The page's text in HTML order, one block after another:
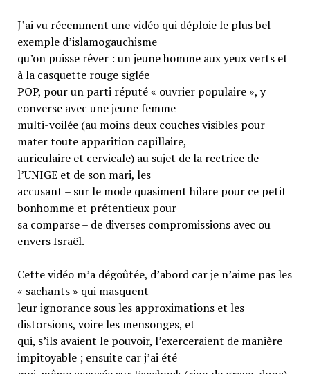
J’ai vu récemment une vidéo qui déploie le plus bel
exemple d’islamogauchisme
qu’on puisse rêver : un jeune homme aux yeux verts et
à la casquette rouge siglée
POP, pour un parti réputé « ouvrier populaire », y
converse avec une jeune femme
multi-voilée (au moins deux couches visibles pour
mater toute apparition capillaire,
auriculaire et cervicale) au sujet de la rectrice de
l’UNIGE et de son mari, les
accusant – sur le mode quasiment hilare pour ce petit
bonhomme et prétentieux pour
sa comparse – de diverses compromissions avec ou
envers Israël.
Cette vidéo m’a dégoûtée, d’abord car je n’aime pas les
« sachants » qui masquent
leur ignorance sous les approximations et les
distorsions, voire les mensonges, et
qui, s’ils avaient le pouvoir, l’exerceraient de manière
impitoyable ; ensuite car j’ai été